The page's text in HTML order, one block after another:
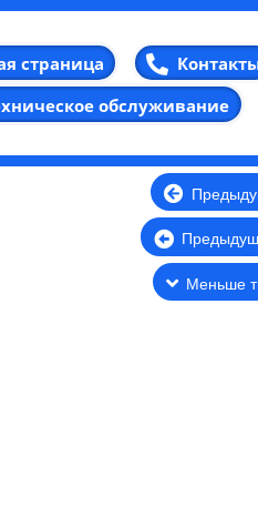
страница
обслуживание
Меньше